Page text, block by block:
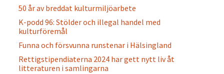
50 år av breddat kulturmiljöarbete
K-podd 96: Stölder och illegal handel med
kulturföremål
Funna och försvunna runstenar i Hälsingland
Rettigstipendiaterna 2024 har gett nytt liv åt
litteraturen i samlingarna